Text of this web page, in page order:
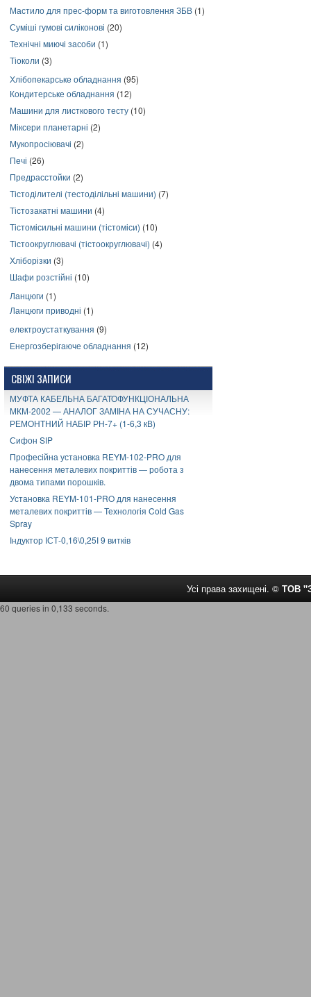
Мастило для прес-форм та виготовлення ЗБВ (1)
Суміші гумові силіконові (20)
Технічні миючі засоби (1)
Тіоколи (3)
Хлібопекарське обладнання (95)
Кондитерське обладнання (12)
Машини для листкового тесту (10)
Міксери планетарні (2)
Мукопросіювачі (2)
Печі (26)
Предрасстойки (2)
Тістоділителі (тестоділільні машини) (7)
Тістозакатні машини (4)
Тістомісильні машини (тістоміси) (10)
Тістоокруглювачі (тістоокруглювачі) (4)
Хліборізки (3)
Шафи розстійні (10)
Ланцюги (1)
Ланцюги приводні (1)
електроустаткування (9)
Енергозберігаюче обладнання (12)
СВІЖІ ЗАПИСИ
МУФТА КАБЕЛЬНА БАГАТОФУНКЦІОНАЛЬНА
МКМ-2002 — АНАЛОГ ЗАМІНА НА СУЧАСНУ:
РЕМОНТНИЙ НАБІР РН-7+ (1-6,3 кВ)
Сифон SIP
Професійна установка REYM-102-PRO для
нанесення металевих покриттів — робота з
двома типами порошків.
Установка REYM-101-PRO для нанесення
металевих покриттів — Технологія Cold Gas
Spray
Індуктор ІСТ-0,16\0,25І 9 витків
Усі права захищені. © ТОВ
60 queries in 0,133 seconds.